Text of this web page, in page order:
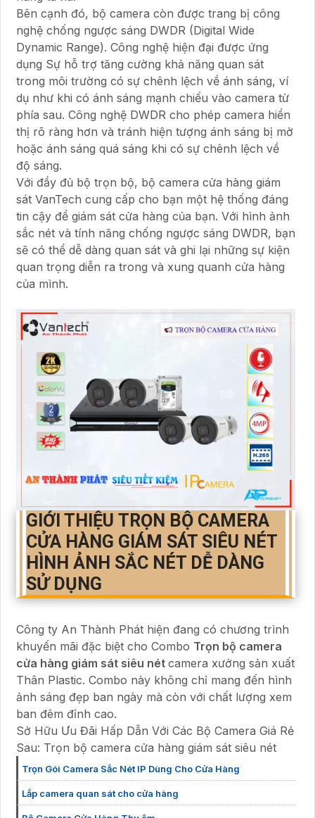
Bên cạnh đó, bộ camera còn được trang bị công
nghệ chống ngược sáng DWDR (Digital Wide
Dynamic Range). Công nghệ hiện đại được ứng
dụng Sự hỗ trợ tăng cường khả năng quan sát
trong môi trường có sự chênh lệch về ánh sáng, ví
dụ như khi có ánh sáng mạnh chiếu vào camera từ
phía sau. Công nghệ DWDR cho phép camera hiển
thị rõ ràng hơn và tránh hiện tượng ánh sáng bị mờ
hoặc ánh sáng quá sáng khi có sự chênh lệch về
độ sáng.
Với đầy đủ bộ trọn bộ, bộ camera cửa hàng giám
sát VanTech cung cấp cho bạn một hệ thống đáng
tin cậy để giám sát cửa hàng của bạn. Với hình ảnh
sắc nét và tính năng chống ngược sáng DWDR, bạn
sẽ có thể dễ dàng quan sát và ghi lại những sự kiện
quan trọng diễn ra trong và xung quanh cửa hàng
của mình.
GIỚI THIỆU TRỌN BỘ CAMERA
CỬA HÀNG GIÁM SÁT SIÊU NÉT
HÌNH ẢNH SẮC NÉT DỄ DÀNG
SỬ DỤNG
Công ty An Thành Phát hiện đang có chương trình
khuyến mãi đặc biệt cho Combo Trọn bộ camera
cửa hàng giám sát siêu nét camera xưởng sản xuất
Thân Plastic. Combo này không chỉ mang đến hình
ảnh sáng đẹp ban ngày mà còn với chất lượng xem
ban đêm đỉnh cao.
Sở Hữu Ưu Đãi Hấp Dẫn Với Các Bộ Camera Giá Rẻ
Sau: Trọn bộ camera cửa hàng giám sát siêu nét
Trọn Gói Camera Sắc Nét IP Dùng Cho Cửa Hàng
Lắp camera quan sát cho cửa hàng